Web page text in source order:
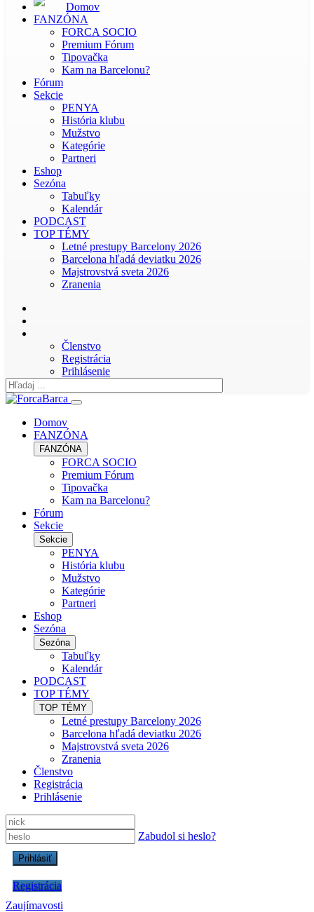
Domov
FANZÓNA
FORCA SOCIO
Premium Fórum
Tipovačka
Kam na Barcelonu?
Fórum
Sekcie
PENYA
História klubu
Mužstvo
Kategórie
Partneri
Eshop
Sezóna
Tabuľky
Kalendár
PODCAST
TOP TÉMY
Letné prestupy Barcelony 2026
Barcelona hľadá deviatku 2026
Majstrovstvá sveta 2026
Zranenia
Členstvo
Registrácia
Prihlásenie
Domov
FANZÓNA
FANZÓNA
FORCA SOCIO
Premium Fórum
Tipovačka
Kam na Barcelonu?
Fórum
Sekcie
Sekcie
PENYA
História klubu
Mužstvo
Kategórie
Partneri
Eshop
Sezóna
Sezóna
Tabuľky
Kalendár
PODCAST
TOP TÉMY
TOP TÉMY
Letné prestupy Barcelony 2026
Barcelona hľadá deviatku 2026
Majstrovstvá sveta 2026
Zranenia
Členstvo
Registrácia
Prihlásenie
Zabudol si heslo?
Registrácia
Zaujímavosti